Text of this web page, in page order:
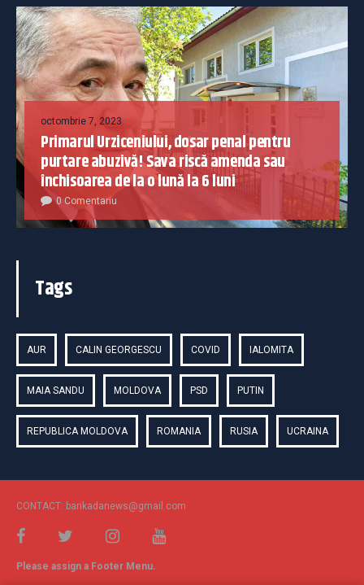
octombrie 7, 2023
Primarul Urziceniului, dosar penal pentru
purtare abuzivă! Sava riscă amenda sau
închisoarea de la o lună la 6 luni
0 Comentariu
Tags
AUR CALIN GEORGESCU COVID IALOMITA
MAIA SANDU MOLDOVA PSD PUTIN
REPUBLICA MOLDOVA ROMANIA RUSIA UCRAINA
CONTACT: barikadanews@gmail.com
Please assign a Footer Menu.